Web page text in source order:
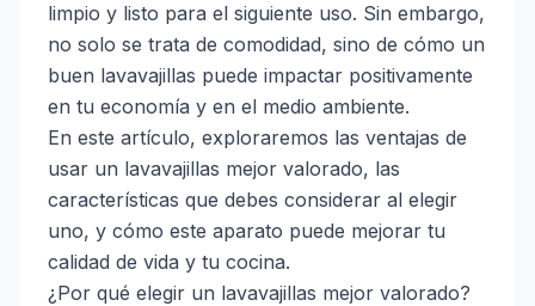
limpio y listo para el siguiente uso. Sin embargo,
no solo se trata de comodidad, sino de cómo un
buen lavavajillas puede impactar positivamente
en tu economía y en el medio ambiente.
En este artículo, exploraremos las ventajas de
usar un lavavajillas mejor valorado, las
características que debes considerar al elegir
uno, y cómo este aparato puede mejorar tu
calidad de vida y tu cocina.
¿Por qué elegir un lavavajillas mejor valorado?